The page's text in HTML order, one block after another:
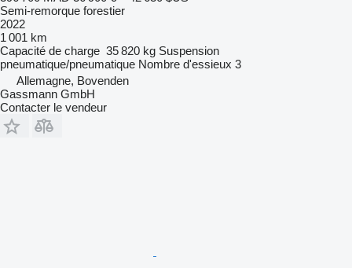
Semi-remorque forestier
2022
1 001 km
Capacité de charge 35 820 kg Suspension
pneumatique/pneumatique Nombre d'essieux 3
Allemagne, Bovenden
Gassmann GmbH
Contacter le vendeur